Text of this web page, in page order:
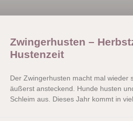
Zwingerhusten –
Hustenzeit
Der Zwingerhusten macht mal wieder
äußerst ansteckend. Hunde husten
Schleim aus. Dieses Jahr kommt in